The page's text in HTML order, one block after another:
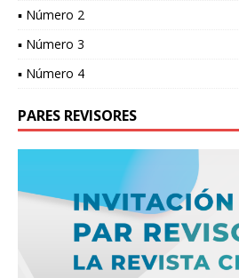
▪ Número 2
▪ Número 3
▪ Número 4
PARES REVISORES